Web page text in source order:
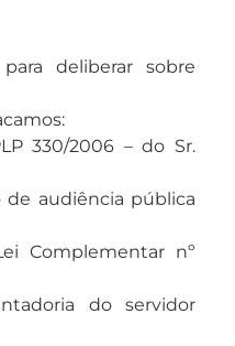
deliberar sobre
330/2006 – do Sr.
de audiência pública
Complementar nº
do servidor